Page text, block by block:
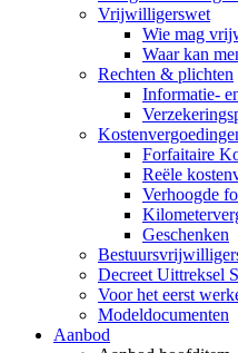
Vrijwilligerswet
Wie mag
Waar kan
Rechten & plichten
Informatie-
Forfaitaire
Reële
Verhoogde
Geschenken
Decreet Uittreksel
Voor het eerst
Modeldocumenten
Aanbod